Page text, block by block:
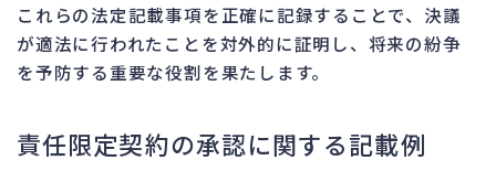
これらの法定記載事項を正確に記録することで、決議
が適法に行われたことを対外的に証明し、将来の紛争
を予防する重要な役割を果たします。
責任限定契約の承認に関する記載例